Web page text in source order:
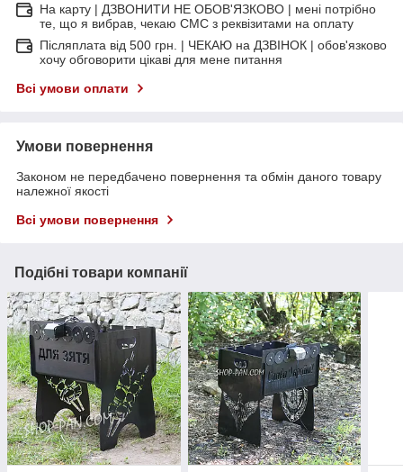
На карту | ДЗВОНИТИ НЕ ОБОВ'ЯЗКОВО | мені потрібно
те, що я вибрав, чекаю СМС з реквізитами на оплату
Післяплата від 500 грн. | ЧЕКАЮ на ДЗВІНОК | обов'язково
хочу обговорити цікаві для мене питання
Всі умови оплати
Умови повернення
Законом не передбачено повернення та обмін даного товару
належної якості
Всі умови повернення
Подібні товари компанії